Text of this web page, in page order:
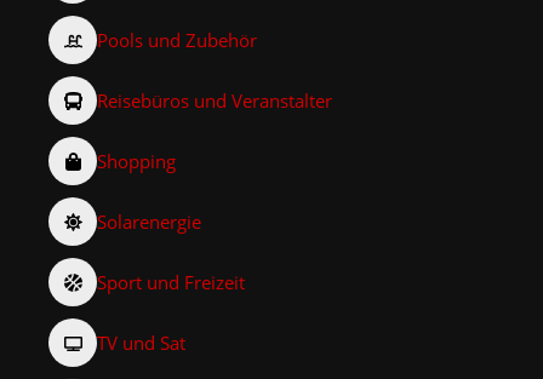
Pools und Zubehör
Reisebüros und Veranstalter
Shopping
Solarenergie
Sport und Freizeit
TV und Sat